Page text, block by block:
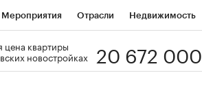
Мероприятия Отрасли Недвижимость
РБК Образование
цена квартиры
новостройках
20 672 000